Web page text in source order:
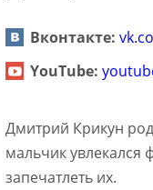
Вконтакте:
YouTube:
Дмитрий Крикун
мальчик увлекался
запечатлеть их.